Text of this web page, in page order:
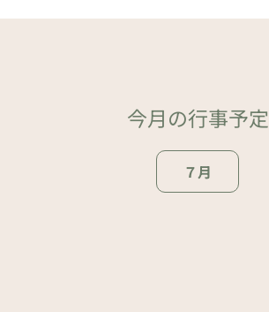
今月の行事予定
７月